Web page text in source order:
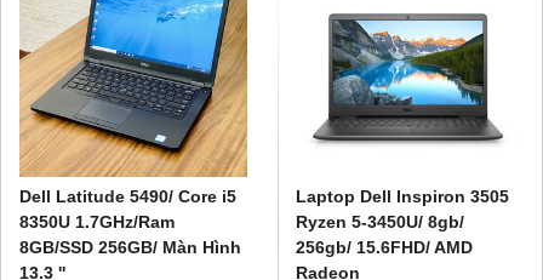
Dell Latitude 5490/ Core i5
8350U 1.7GHz/Ram
8GB/SSD 256GB/ Màn Hình
13.3 ''
Laptop Dell Inspiron 3505
Ryzen 5-3450U/ 8gb/
256gb/ 15.6FHD/ AMD
Radeon